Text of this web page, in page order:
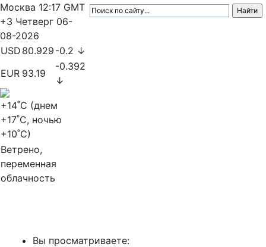
Москва 12:17 GMT
+3 Четверг 06-
08-2026
USD 80.929 -0.2 ↓
EUR 93.19
-0.392
↓
+14˚C (днем
+17˚C, ночью
+10˚C)
Ветрено,
переменная
облачность
Вы просматриваете: